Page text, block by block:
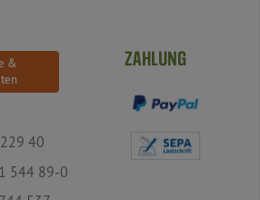
&
40
544 89-0
ZAHLUNG